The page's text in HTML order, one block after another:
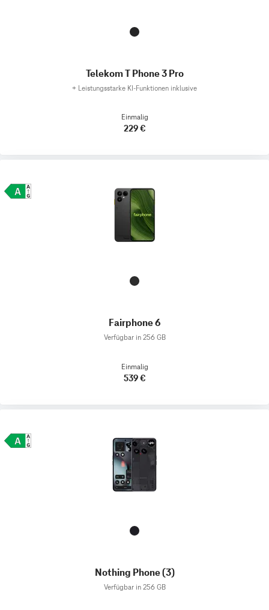
Telekom T Phone 3 Pro
+ Leistungsstarke KI-Funktionen inklusive
Einmalig
229 €
Fairphone 6
Verfügbar in 256 GB
Einmalig
539 €
Nothing Phone (3)
Verfügbar in 256 GB